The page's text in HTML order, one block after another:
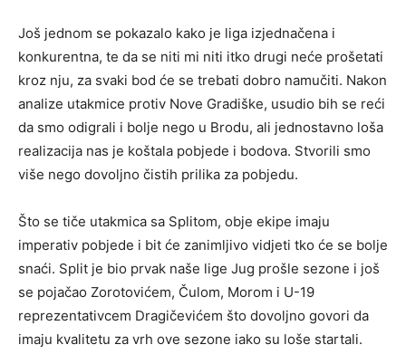
Još jednom se pokazalo kako je liga izjednačena i
konkurentna, te da se niti mi niti itko drugi neće prošetati
kroz nju, za svaki bod će se trebati dobro namučiti. Nakon
analize utakmice protiv Nove Gradiške, usudio bih se reći
da smo odigrali i bolje nego u Brodu, ali jednostavno loša
realizacija nas je koštala pobjede i bodova. Stvorili smo
više nego dovoljno čistih prilika za pobjedu.
Što se tiče utakmica sa Splitom, obje ekipe imaju
imperativ pobjede i bit će zanimljivo vidjeti tko će se bolje
snaći. Split je bio prvak naše lige Jug prošle sezone i još
se pojačao Zorotovićem, Čulom, Morom i U-19
reprezentativcem Dragičevićem što dovoljno govori da
imaju kvalitetu za vrh ove sezone iako su loše startali.